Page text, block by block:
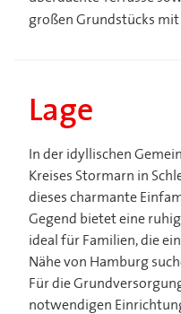
großen Grundstücks
Lage
In der idyllischen
Kreises Stormarn in
dieses charmante
Gegend bietet eine
ideal für Familien, die
Nähe von Hamburg
Für die
notwendigen